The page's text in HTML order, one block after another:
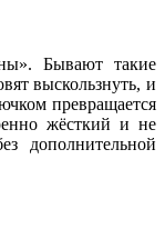
Бывают такие
выскользнуть, и
превращается
жёсткий и не
дополнительной